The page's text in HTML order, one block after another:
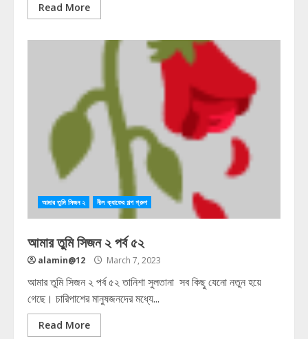
Read More
আমার তুমি সিজন ২ নীল ক্যাফের গল্প গ্রুপ
আমার তুমি সিজন ২ পর্ব ৫২
alamin@12 March 7, 2023
আমার তুমি সিজন ২ পর্ব ৫২ তানিশা সুলতানা সব কিছু যেনো নতুন হয়ে
গেছে। চারিপাশের মানুষজনদের মধ্যে...
Read More